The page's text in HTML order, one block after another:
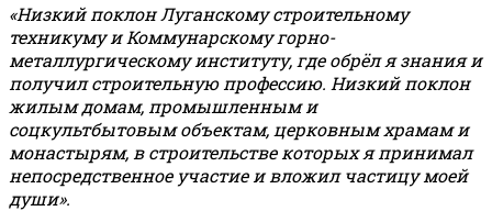
«Низкий поклон Луганскому строительному
техникуму и Коммунарскому горно-
металлургическому институту, где обрёл я знания и
получил строительную профессию. Низкий поклон
жилым домам, промышленным и
соцкультбытовым объектам, церковным храмам и
монастырям, в строительстве которых я принимал
непосредственное участие и вложил частицу моей
души».